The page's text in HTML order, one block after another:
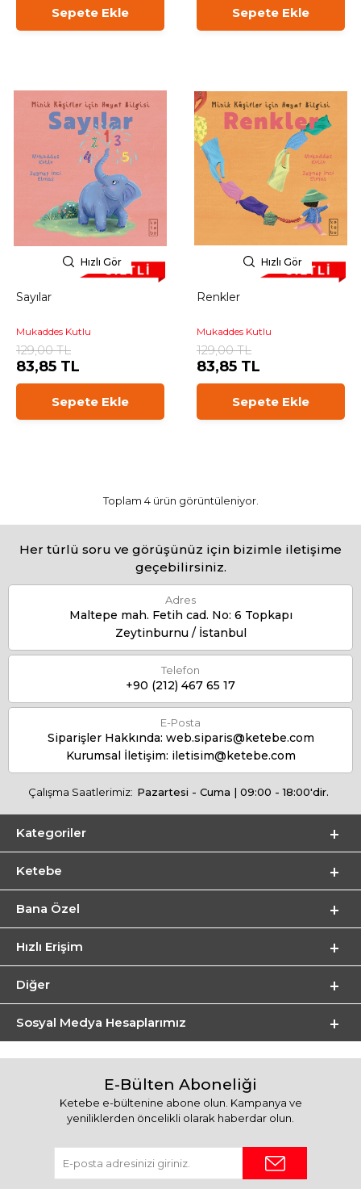
Sepete Ekle Sepete Ekle
Hızlı Gör
Sayılar
Mukaddes Kutlu
129,00 TL
83,85 TL
Sepete Ekle
Hızlı Gör
Renkler
Mukaddes Kutlu
129,00 TL
83,85 TL
Sepete Ekle
Toplam 4 ürün görüntüleniyor.
Her türlü soru ve görüşünüz için bizimle iletişime
geçebilirsiniz.
Adres
Maltepe mah. Fetih cad. No: 6 Topkapı
Zeytinburnu / İstanbul
Telefon
+90 (212) 467 65 17
E-Posta
Siparişler Hakkında: web.siparis@ketebe.com
Kurumsal İletişim: iletisim@ketebe.com
Çalışma Saatlerimiz: Pazartesi - Cuma | 09:00 - 18:00'dir.
Kategoriler
Ketebe
Bana Özel
Hızlı Erişim
Diğer
Sosyal Medya Hesaplarımız
E-Bülten Aboneliği
Ketebe e-bültenine abone olun. Kampanya ve
yeniliklerden öncelikli olarak haberdar olun.